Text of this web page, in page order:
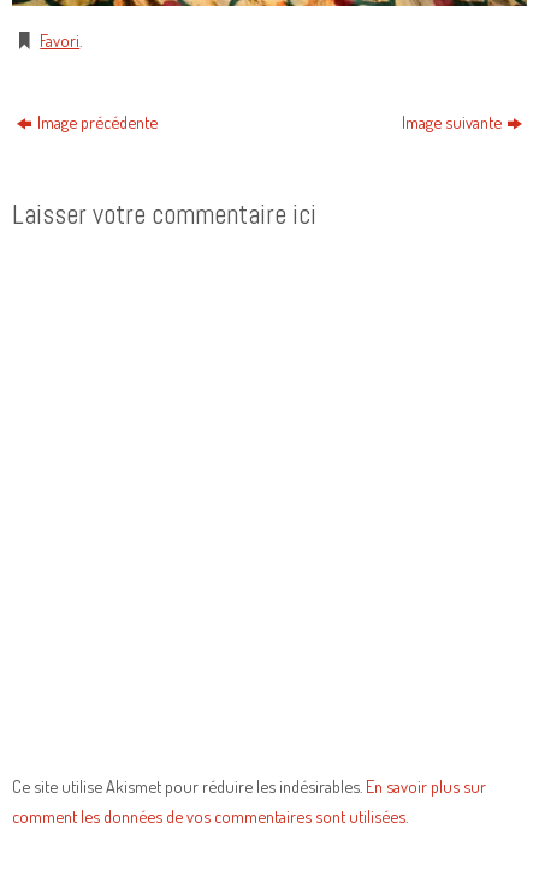
Favori
Image précédente Image suivante
Laisser votre commentaire ici
Ce site utilise Akismet pour réduire les indésirables. En savoir plus sur
comment les données de vos commentaires sont utilisées